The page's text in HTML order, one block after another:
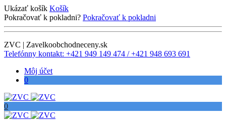
Ukázať košík Košík
Pokračovať k pokladni? Pokračovať k pokladni
ZVC | Zavelkoobchodneceny.sk
Telefónny kontakt: +421 949 149 474 / +421 948 693 691
Môj účet
0
0